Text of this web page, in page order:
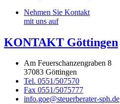
Nehmen Sie Kontakt
mit uns auf
KONTAKT Göttingen
Am Feuerschanzengraben 8
37083 Göttingen
Tel. 0551/507570
Fax 0551/5075777
info.goe@steuerberater-sph.de